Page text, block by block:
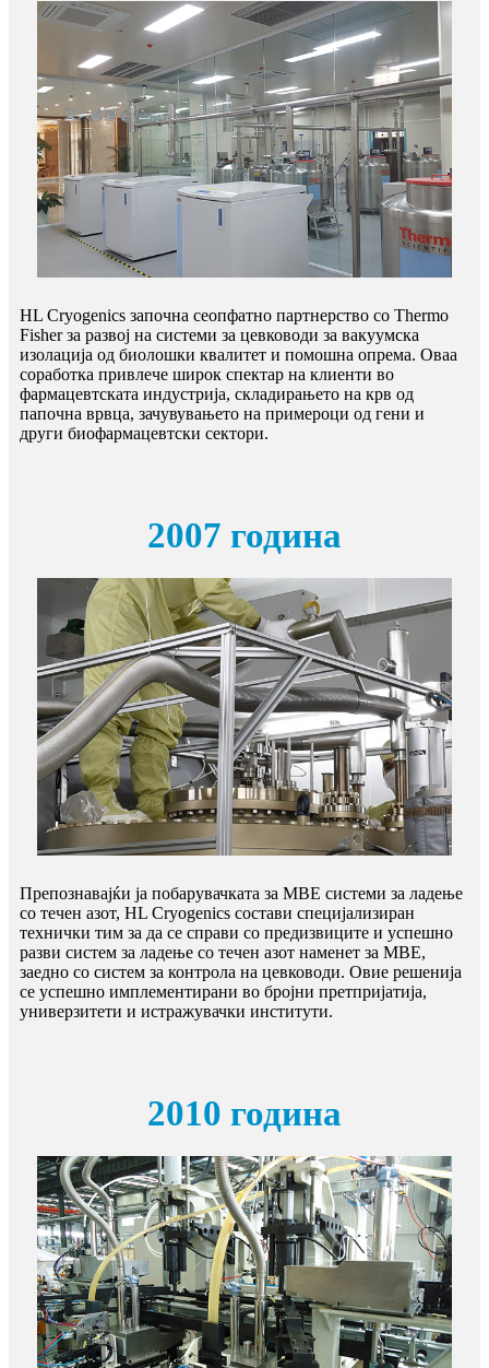
HL Cryogenics започна сеопфатно партнерство со Thermo
Fisher за развој на системи за цевководи за вакуумска
изолација од биолошки квалитет и помошна опрема. Оваа
соработка привлече широк спектар на клиенти во
фармацевтската индустрија, складирањето на крв од
папочна врвца, зачувувањето на примероци од гени и
други биофармацевтски сектори.
2007 година
Препознавајќи ја побарувачката за MBE системи за ладење
со течен азот, HL Cryogenics состави специјализиран
технички тим за да се справи со предизвиците и успешно
разви систем за ладење со течен азот наменет за MBE,
заедно со систем за контрола на цевководи. Овие решенија
се успешно имплементирани во бројни претпријатија,
универзитети и истражувачки институти.
2010 година